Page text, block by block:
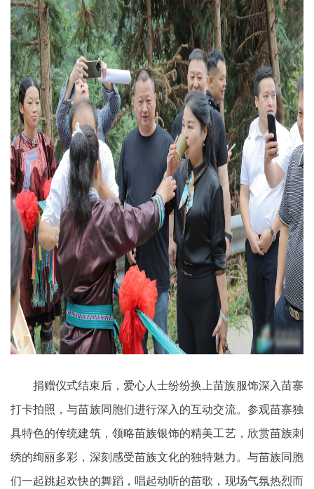
捐赠仪式结束后，爱心人士纷纷换上苗族服饰深入苗寨
打卡拍照，与苗族同胞们进行深入的互动交流。参观苗寨独
具特色的传统建筑，领略苗族银饰的精美工艺，欣赏苗族刺
绣的绚丽多彩，深刻感受苗族文化的独特魅力。与苗族同胞
们一起跳起欢快的舞蹈，唱起动听的苗歌，现场气氛热烈而